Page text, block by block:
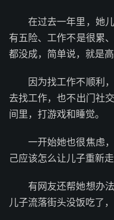
在过去一年里，她
有五险、工作不是很累
都没成，简单说，就是高
因为找工作不顺利
去找工作，也不出门社
间里，打游戏和睡觉。
一开始她也很焦虑
己应该怎么让儿子重新走
有网友还帮她想办
儿子流落街头没饭吃了